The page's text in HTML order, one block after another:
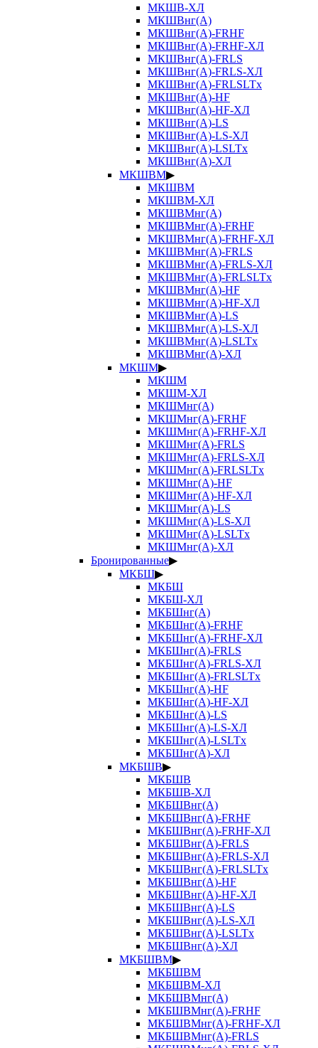
МКШВ-ХЛ
МКШВнг(А)
МКШВнг(А)-FRHF
МКШВнг(А)-FRHF-ХЛ
МКШВнг(А)-FRLS
МКШВнг(А)-FRLS-ХЛ
МКШВнг(А)-FRLSLTx
МКШВнг(А)-HF
МКШВнг(А)-HF-ХЛ
МКШВнг(А)-LS
МКШВнг(А)-LS-ХЛ
МКШВнг(А)-LSLTx
МКШВнг(А)-ХЛ
МКШВМ▶
МКШВМ
МКШВМ-ХЛ
МКШВМнг(А)
МКШВМнг(А)-FRHF
МКШВМнг(А)-FRHF-ХЛ
МКШВМнг(А)-FRLS
МКШВМнг(А)-FRLS-ХЛ
МКШВМнг(А)-FRLSLTx
МКШВМнг(А)-HF
МКШВМнг(А)-HF-ХЛ
МКШВМнг(А)-LS
МКШВМнг(А)-LS-ХЛ
МКШВМнг(А)-LSLTx
МКШВМнг(А)-ХЛ
МКШМ▶
МКШМ
МКШМ-ХЛ
МКШМнг(А)
МКШМнг(А)-FRHF
МКШМнг(А)-FRHF-ХЛ
МКШМнг(А)-FRLS
МКШМнг(А)-FRLS-ХЛ
МКШМнг(А)-FRLSLTx
МКШМнг(А)-HF
МКШМнг(А)-HF-ХЛ
МКШМнг(А)-LS
МКШМнг(А)-LS-ХЛ
МКШМнг(А)-LSLTx
МКШМнг(А)-ХЛ
Бронированные▶
МКБШ▶
МКБШ
МКБШ-ХЛ
МКБШнг(А)
МКБШнг(А)-FRHF
МКБШнг(А)-FRHF-ХЛ
МКБШнг(А)-FRLS
МКБШнг(А)-FRLS-ХЛ
МКБШнг(А)-FRLSLTx
МКБШнг(А)-HF
МКБШнг(А)-HF-ХЛ
МКБШнг(А)-LS
МКБШнг(А)-LS-ХЛ
МКБШнг(А)-LSLTx
МКБШнг(А)-ХЛ
МКБШВ▶
МКБШВ
МКБШВ-ХЛ
МКБШВнг(А)
МКБШВнг(А)-FRHF
МКБШВнг(А)-FRHF-ХЛ
МКБШВнг(А)-FRLS
МКБШВнг(А)-FRLS-ХЛ
МКБШВнг(А)-FRLSLTx
МКБШВнг(А)-HF
МКБШВнг(А)-HF-ХЛ
МКБШВнг(А)-LS
МКБШВнг(А)-LS-ХЛ
МКБШВнг(А)-LSLTx
МКБШВнг(А)-ХЛ
МКБШВМ▶
МКБШВМ
МКБШВМ-ХЛ
МКБШВМнг(А)
МКБШВМнг(А)-FRHF
МКБШВМнг(А)-FRHF-ХЛ
МКБШВМнг(А)-FRLS